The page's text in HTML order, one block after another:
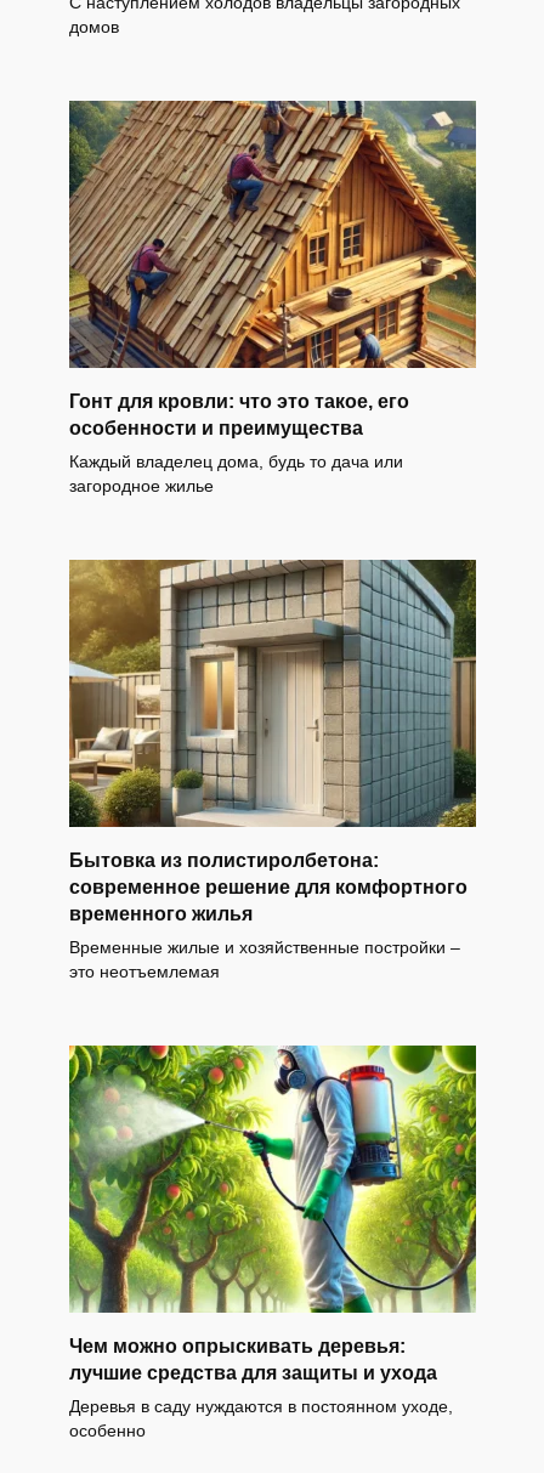
домов
Гонт для кровли: что это такое, его
особенности и преимущества
Каждый владелец дома, будь то дача или
загородное жилье
Бытовка из полистиролбетона:
современное решение для комфортного
временного жилья
Временные жилые и хозяйственные постройки –
это неотъемлемая
Чем можно опрыскивать деревья:
лучшие средства для защиты и ухода
Деревья в саду нуждаются в постоянном уходе,
особенно